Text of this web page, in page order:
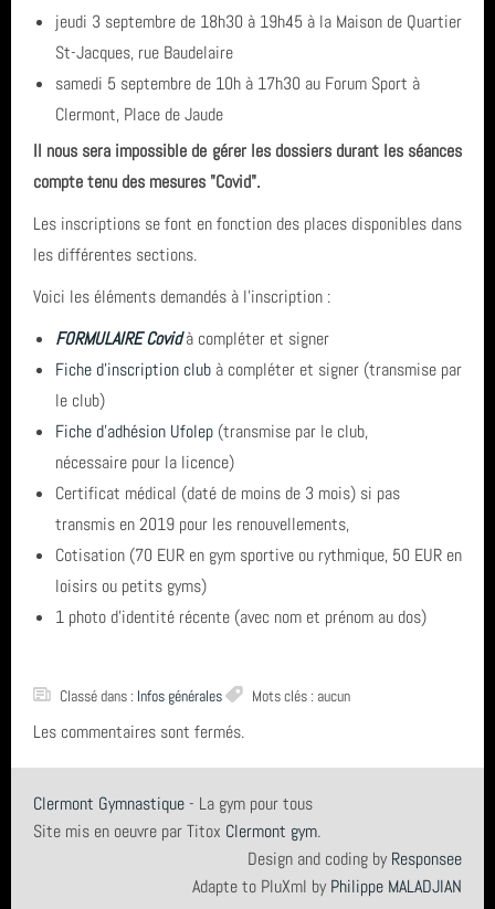
juin 2026 (2)
septembre 2025 (1)
août 2025 (1)
année 2025 (3)
année 2023 (3)
année 2022 (6)
année 2021 (6)
année 2020 (14)
année 2019 (3)
année 2018 (5)
total (52)
Fil des articles
Fil des commentaires
jeudi 3 septembre de 18h30 à 19h45 à la Maison de Quartier
St-Jacques, rue Baudelaire
samedi 5 septembre de 10h à 17h30 au Forum Sport à
Clermont, Place de Jaude
Il nous sera impossible de gérer les dossiers durant les séances
compte tenu des mesures "Covid".
Les inscriptions se font en fonction des places disponibles dans
les différentes sections.
Voici les éléments demandés à l'inscription :
FORMULAIRE Covid à compléter et signer
Fiche d'inscription club à compléter et signer (transmise par
le club)
Fiche d'adhésion Ufolep (transmise par le club,
nécessaire pour la licence)
Certificat médical (daté de moins de 3 mois) si pas
transmis en 2019 pour les renouvellements,
Cotisation (70 EUR en gym sportive ou rythmique, 50 EUR en
loisirs ou petits gyms)
1 photo d’identité récente (avec nom et prénom au dos)
Classé dans : Infos générales Mots clés : aucun
Les commentaires sont fermés.
Clermont Gymnastique- La gym pour tous
Site mis en oeuvre par Titox Clermont gym.
Design and coding by Responsee
Adapte to PluXml by Philippe MALADJIAN